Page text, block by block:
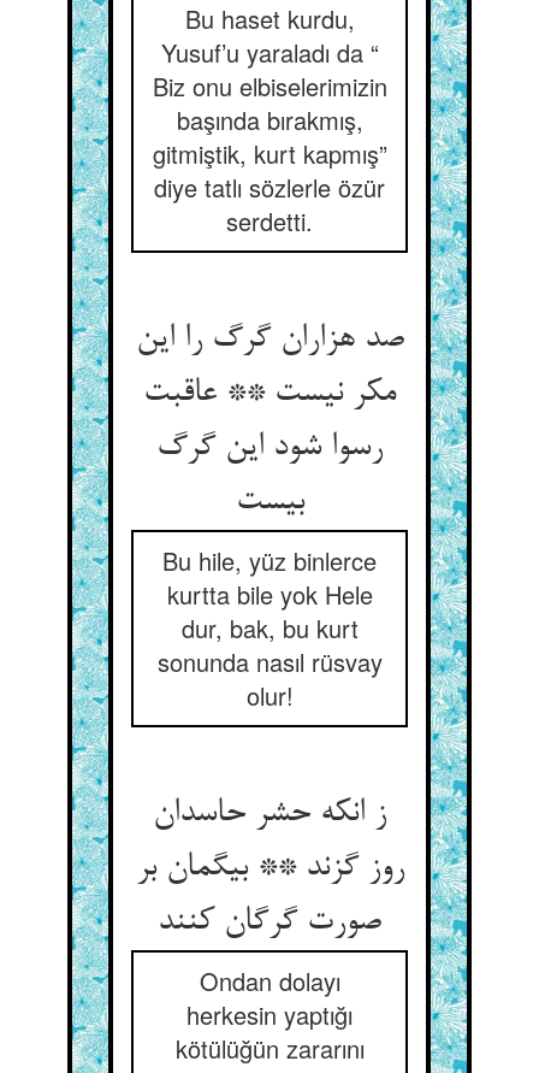
Bu haset kurdu,
Yusuf’u yaraladı da “
Biz onu elbiselerimizin
başında bırakmış,
gitmiştik, kurt kapmış”
diye tatlı sözlerle özür
serdetti.
صد هزاران گرگ را این
مکر نیست ** عاقبت
رسوا شود این گرگ
بیست‏
Bu hile, yüz binlerce
kurtta bile yok Hele
dur, bak, bu kurt
sonunda nasıl rüsvay
olur!
ز انکه حشر حاسدان
روز گزند ** بی‏گمان بر
صورت گرگان کنند
Ondan dolayı
herkesin yaptığı
kötülüğün zararını